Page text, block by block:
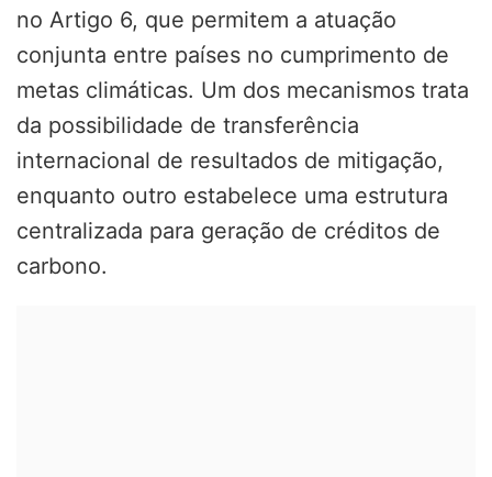
no Artigo 6, que permitem a atuação
conjunta entre países no cumprimento de
metas climáticas. Um dos mecanismos trata
da possibilidade de transferência
internacional de resultados de mitigação,
enquanto outro estabelece uma estrutura
centralizada para geração de créditos de
carbono.